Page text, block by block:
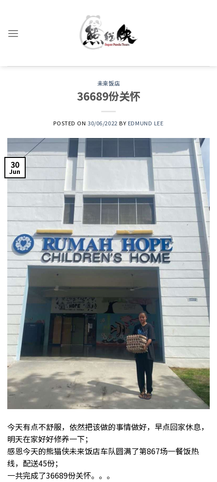
content
未来饭店
36689份关怀
POSTED ON30/06/2022 BY EDMUND LEE
30
Jun
今天有点不舒服，依然把该做的事情做好，早点回家休息，
明天在家好好修养一下；
感恩今天的熊猫侠未来饭店车队圆满了第867场一餐饭热
线，配送45份；
一共完成了36689份关怀。。。